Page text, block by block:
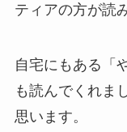
ティアの方が読
自宅にもある「
も読んでくれま
思います。